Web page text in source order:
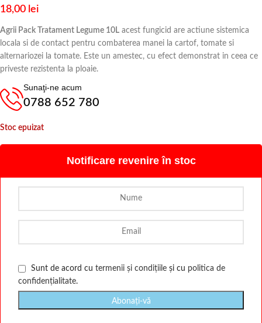
18,00 lei
Agrii Pack Tratament Legume 10L acest fungicid are actiune sistemica
locala si de contact pentru combaterea manei la cartof, tomate si
alternariozei la tomate. Este un amestec, cu efect demonstrat in ceea ce
priveste rezistenta la ploaie.
Sunaţi-ne acum
0788 652 780
Stoc epuizat
Notificare revenire în stoc
Sunt de acord cu termenii și condițiile și cu politica de
confidențialitate.